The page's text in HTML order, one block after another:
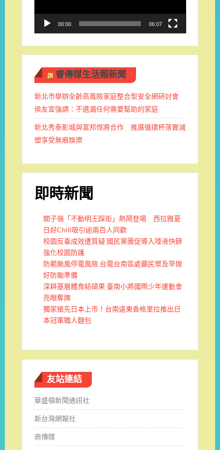
00:00 06:07
睿傳媒生活類新聞
新北市舉辦全齡高風險家庭整合型安全網研討會
侯友宜強調：不遺漏任何需要幫助的家庭
新北秀泰影城與富邦悍將合作 推廣循環杯落實減
塑享受無痕娛樂
即時新聞
關子嶺「不動明王踩街」熱鬧登場 西拉雅夏
日好Chill吸引逾兩百人同歡
校園反毒成效遭質疑 國民黨團促導入唾液快篩
強化校園防護
防範颱風停電風險 台電台南區處籲民眾及早做
好防颱準備
深耕基層體育結碩果 臺南小將國際少年運動會
亮眼奪牌
獨家搶先日本上市！台南遠東香格里拉推出日
本冠軍職人麵包
友站連結
華盛頓新聞通訊社
新台灣網報社
商傳媒